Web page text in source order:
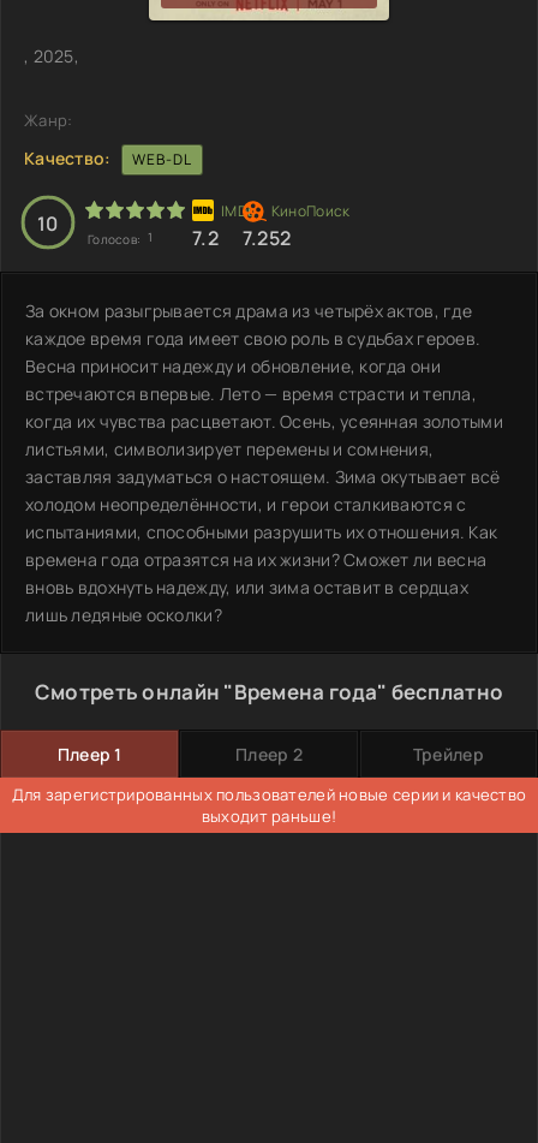
, 2025,
Жанр:
Качество: WEB-DL
10
Голосов: 1 7.2 7.252
За окном разыгрывается драма из четырёх актов, где
каждое время года имеет свою роль в судьбах героев.
Весна приносит надежду и обновление, когда они
встречаются впервые. Лето — время страсти и тепла,
когда их чувства расцветают. Осень, усеянная золотыми
листьями, символизирует перемены и сомнения,
заставляя задуматься о настоящем. Зима окутывает всё
холодом неопределённости, и герои сталкиваются с
испытаниями, способными разрушить их отношения. Как
времена года отразятся на их жизни? Сможет ли весна
вновь вдохнуть надежду, или зима оставит в сердцах
лишь ледяные осколки?
Смотреть онлайн "Времена года" бесплатно
Плеер 1 Плеер 2 Трейлер
Для зарегистрированных пользователей новые серии и качество
выходит раньше!